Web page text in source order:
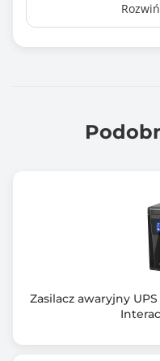
Liczba gniazd
Interfejs
Dołączone
PowerManager
Czarny (Black)
Zasilacz awaryjny